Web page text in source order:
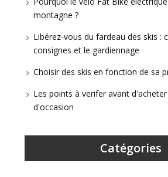
montagne ?
Libérez-vous du fardeau des skis :
consignes et le gardiennage
Choisir des skis en fonction de sa
Les points à verifer avant
d'occasion
Catégories